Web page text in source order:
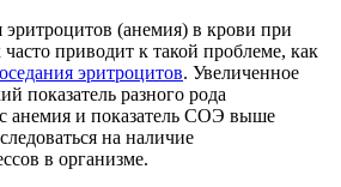
(анемия) в крови при
приводит к такой проблеме, как
эритроцитов. Увеличенное
показатель разного рода
анемия и показатель СОЭ выше
на наличие
в организме.